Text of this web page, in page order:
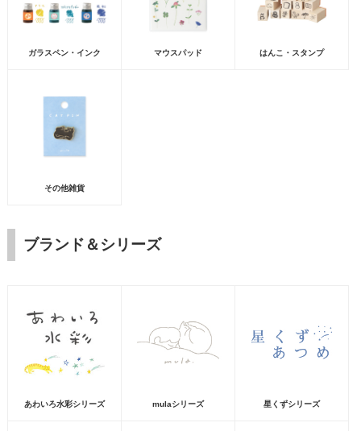
ガラスペン・インク マウスパッド はんこ・スタンプ
その他雑貨
ブランド＆シリーズ
あわいろ水彩シリーズ mulaシリーズ 星くずシリーズ